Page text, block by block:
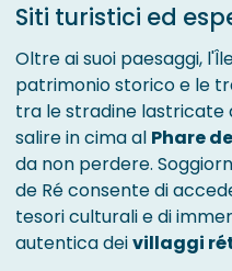
Siti turistici ed
Oltre ai suoi paesaggi,
patrimonio storico e le
tra le stradine lastricate
salire in cima al Phare
da non perdere.
de Ré consente di
tesori culturali e di
autentica deivillaggi